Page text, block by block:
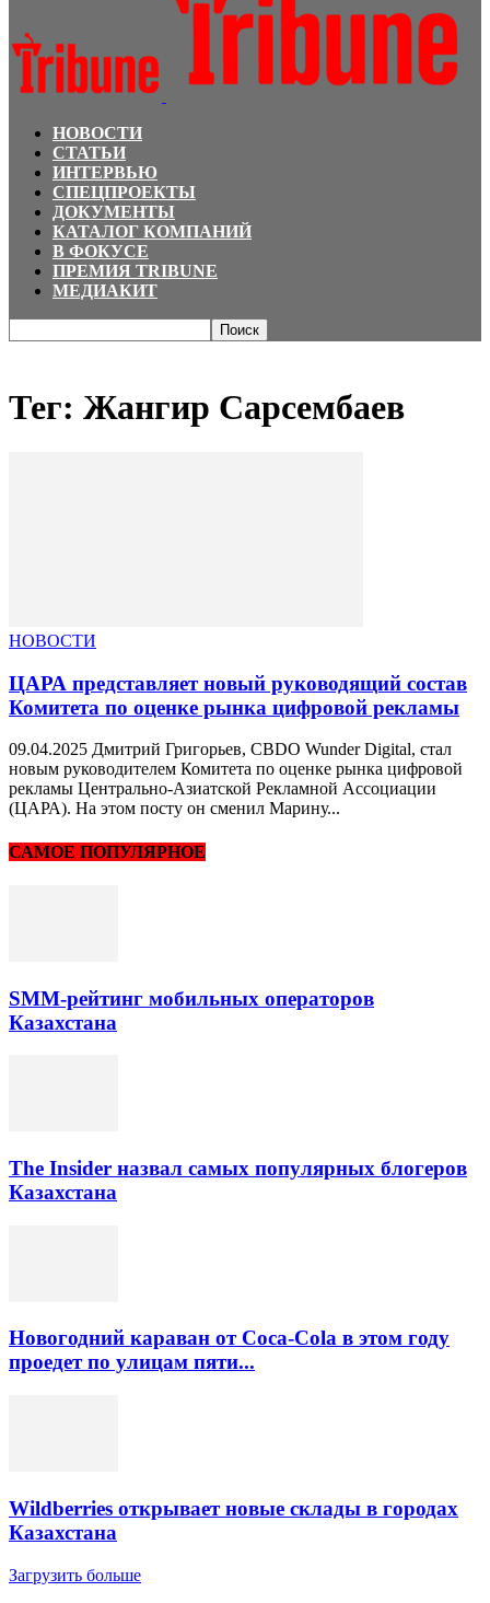
НОВОСТИ
СТАТЬИ
ИНТЕРВЬЮ
СПЕЦПРОЕКТЫ
ДОКУМЕНТЫ
КАТАЛОГ КОМПАНИЙ
В ФОКУСЕ
ПРЕМИЯ TRIBUNE
МЕДИАКИТ
Тег: Жангир Сарсембаев
НОВОСТИ
ЦАРА представляет новый руководящий состав
Комитета по оценке рынка цифровой рекламы
09.04.2025 Дмитрий Григорьев, CBDO Wunder Digital, стал
новым руководителем Комитета по оценке рынка цифровой
рекламы Центрально-Азиатской Рекламной Ассоциации
(ЦАРА). На этом посту он сменил Марину...
САМОЕ ПОПУЛЯРНОЕ
SMM-рейтинг мобильных операторов
Казахстана
The Insider назвал самых популярных блогеров
Казахстана
Новогодний караван от Coca-Cola в этом году
проедет по улицам пяти...
Wildberries открывает новые склады в городах
Казахстана
Загрузить больше